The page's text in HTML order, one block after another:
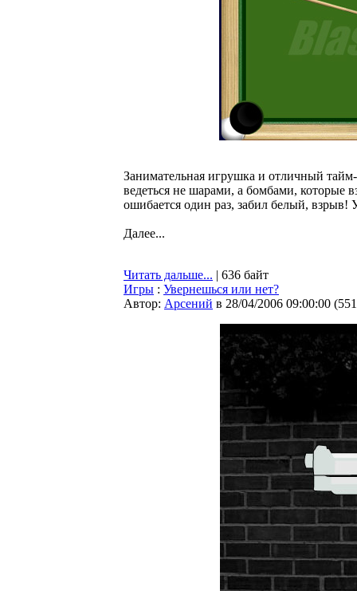
Занимательная игрушка и отличный
ведеться не шарами, а бомбами, которые
ошибается один раз, забил белый, взрыв!
Далее...
Читать дальше... | 636 байт
Игры : Увернешься или нет?
Автор: Арсений в 28/04/2006 09:00:00 (